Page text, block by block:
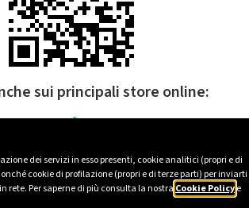
dei servizi in esso presenti, cookie analitici (propri e di
cookie di profilazione (propri e di terze parti) per inviarti
Per saperne di più consulta la nostra Cookie Policye
sui principali store online: